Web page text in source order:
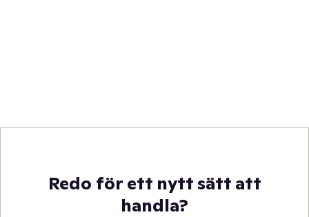
Redo för ett nytt sätt att
handla?